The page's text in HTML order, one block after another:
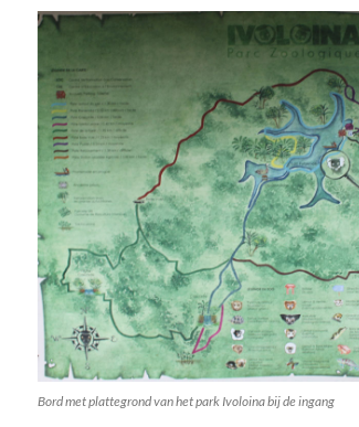
Bord met plattegrond van het park Ivoloina bij de ingang